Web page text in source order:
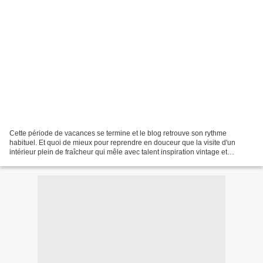
Cette période de vacances se termine et le blog retrouve son rythme
habituel. Et quoi de mieux pour reprendre en douceur que la visite d'un
intérieur plein de fraîcheur qui mêle avec talent inspiration vintage et